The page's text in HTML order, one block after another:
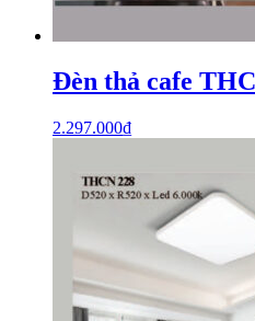
Đèn thả cafe
2.297.000₫